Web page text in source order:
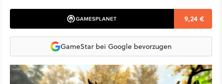
9,24 €
GameStar bei Google bevorzugen